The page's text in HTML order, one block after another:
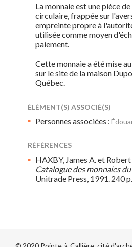
La monnaie est une pièce
circulaire, frappée sur
empreinte propre à
utilisée comme moyen
paiement.
Cette monnaie a été mise
sur le site de la maison
Québec.
ÉLÉMENT(S) ASSOCIÉ(S)
Personnes associées :
RÉFÉRENCES
HAXBY, James A. et Robert
Catalogue des monnaies
Unitrade Press, 1991. 240 p.